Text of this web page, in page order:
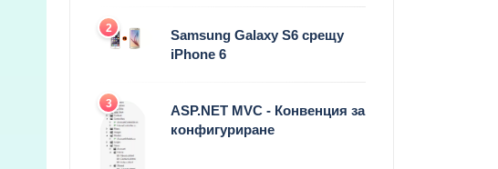
2
Samsung Galaxy S6 срещу
iPhone 6
3
ASP.NET MVC - Конвенция за
конфигуриране